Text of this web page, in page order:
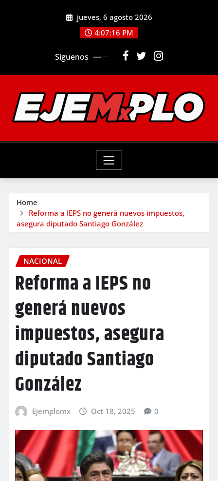
jueves, 6 agosto 2026
4:07:18 PM
Siguenos
Home
Reforma a IEPS no generá nuevos impuestos,
asegura diputado Santiago González
NACIONAL
Reforma a IEPS no
generá nuevos
impuestos, asegura
diputado Santiago
González
Ejemplomx Oct 18, 2025 0